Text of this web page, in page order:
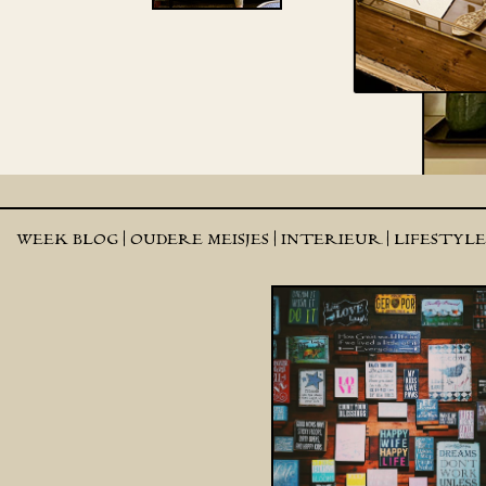
WEEK BLOG | OUDERE MEISJES | INTERIEUR | LIFESTYLE